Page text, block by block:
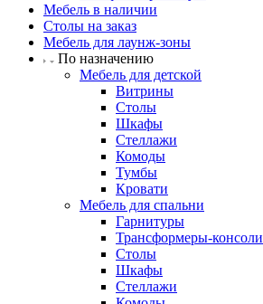
Мебель в наличии
Столы на заказ
Мебель для лаунж-зоны
По назначению
Мебель для детской
Витрины
Столы
Шкафы
Стеллажи
Комоды
Тумбы
Кровати
Мебель для спальни
Гарнитуры
Трансформеры-консоли
Столы
Шкафы
Стеллажи